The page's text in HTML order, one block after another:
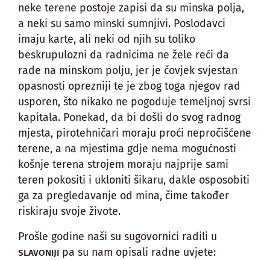
neke terene postoje zapisi da su minska polja,
a neki su samo minski sumnjivi. Poslodavci
imaju karte, ali neki od njih su toliko
beskrupulozni da radnicima ne žele reći da
rade na minskom polju, jer je čovjek svjestan
opasnosti oprezniji te je zbog toga njegov rad
usporen, što nikako ne pogoduje temeljnoj svrsi
kapitala. Ponekad, da bi došli do svog radnog
mjesta, pirotehničari moraju proći nepročišćene
terene, a na mjestima gdje nema mogućnosti
košnje terena strojem moraju najprije sami
teren pokositi i ukloniti šikaru, dakle osposobiti
ga za pregledavanje od mina, čime također
riskiraju svoje živote.
Prošle godine naši su sugovornici radili u
SLAVONIJI pa su nam opisali radne uvjete: